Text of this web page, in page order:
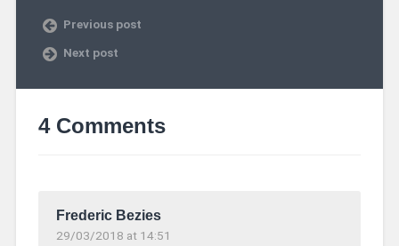
Previous post
Next post
4 Comments
Frederic Bezies
29/03/2018 at 14:51